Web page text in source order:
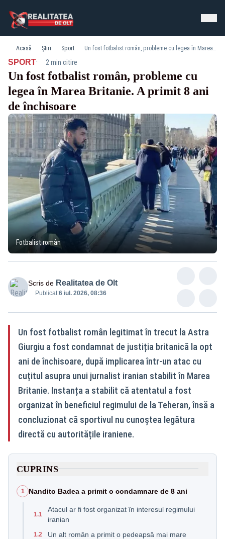
Acasă Știri Sport Un fost fotbalist român, probleme cu legea în Marea Britanie. A primit 8 ani de închisoare
SPORT· 2 min citire
Un fost fotbalist român, probleme cu
legea în Marea Britanie. A primit 8 ani
de închisoare
Fotbalist român
Scris de Realitatea de Olt
Publicat:6 iul. 2026, 08:36
Un fost fotbalist român legitimat în trecut la Astra
Giurgiu a fost condamnat de justiția britanică la opt
ani de închisoare, după implicarea într-un atac cu
cuțitul asupra unui jurnalist iranian stabilit în Marea
Britanie. Instanța a stabilit că atentatul a fost
organizat în beneficiul regimului de la Teheran, însă a
concluzionat că sportivul nu cunoștea legătura
directă cu autoritățile iraniene.
CUPRINS
1 Nandito Badea a primit o condamnare de 8 ani
1.1
Atacul ar fi fost organizat în interesul regimului
iranian
1.2 Un alt român a primit o pedeapsă mai mare